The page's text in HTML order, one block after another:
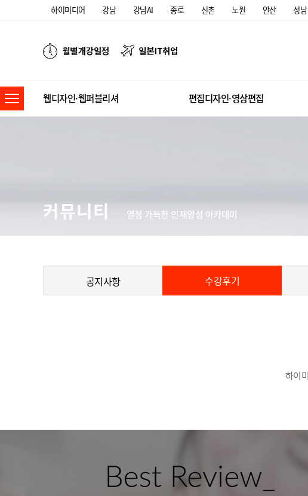
하이미디어 강남 강남AI 종로 신촌 노원 안산 성남
웹디자인·웹퍼블리셔 편집디자인·영상편집
커뮤니티 열정 가득한 인재양성 아카데미
공지사항 수강후기
하이